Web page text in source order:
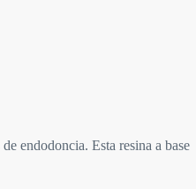
endodoncia. Esta resina a base